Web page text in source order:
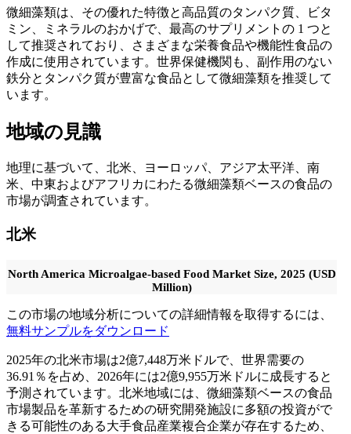
微細藻類は、その優れた特徴と高品質のタンパク質、ビタ
ミン、ミネラルのおかげで、最高のサプリメントの 1 つと
して推奨されており、さまざまな栄養食品や機能性食品の
作成に使用されています。世界保健機関も、副作用のない
鉄分とタンパク質が豊富な食品として微細藻類を推奨して
います。
地域の見識
地理に基づいて、北米、ヨーロッパ、アジア太平洋、南
米、中東およびアフリカにわたる微細藻類ベースの食品の
市場が調査されています。
北米
North America Microalgae-based Food Market Size, 2025 (USD
Million)
この市場の地域分析についての詳細情報を取得するには、
無料サンプルをダウンロード
2025年の北米市場は2億7,448万米ドルで、世界需要の
36.91％を占め、2026年には2億9,955万米ドルに成長すると
予測されています。北米地域には、微細藻類ベースの食品
市場製品を革新するための研究開発施設に多額の投資がで
きる可能性のある大手食品産業複合企業が存在するため、